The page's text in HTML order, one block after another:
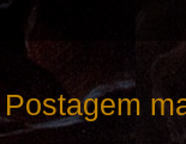
Postagem